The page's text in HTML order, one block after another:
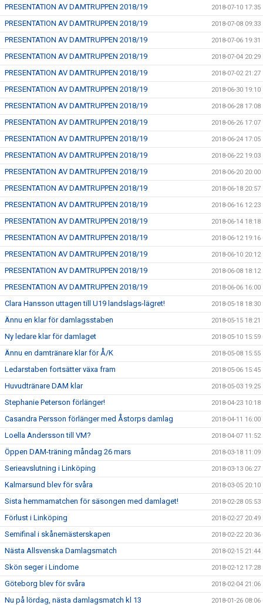
PRESENTATION AV DAMTRUPPEN 2018/19 2018-07-10 17:35
PRESENTATION AV DAMTRUPPEN 2018/19 2018-07-08 09:33
PRESENTATION AV DAMTRUPPEN 2018/19 2018-07-06 19:31
PRESENTATION AV DAMTRUPPEN 2018/19 2018-07-04 20:29
PRESENTATION AV DAMTRUPPEN 2018/19 2018-07-02 21:27
PRESENTATION AV DAMTRUPPEN 2018/19 2018-06-30 19:10
PRESENTATION AV DAMTRUPPEN 2018/19 2018-06-28 17:08
PRESENTATION AV DAMTRUPPEN 2018/19 2018-06-26 17:07
PRESENTATION AV DAMTRUPPEN 2018/19 2018-06-24 17:05
PRESENTATION AV DAMTRUPPEN 2018/19 2018-06-22 19:03
PRESENTATION AV DAMTRUPPEN 2018/19 2018-06-20 20:00
PRESENTATION AV DAMTRUPPEN 2018/19 2018-06-18 20:57
PRESENTATION AV DAMTRUPPEN 2018/19 2018-06-16 12:23
PRESENTATION AV DAMTRUPPEN 2018/19 2018-06-14 18:18
PRESENTATION AV DAMTRUPPEN 2018/19 2018-06-12 19:16
PRESENTATION AV DAMTRUPPEN 2018/19 2018-06-10 20:12
PRESENTATION AV DAMTRUPPEN 2018/19 2018-06-08 18:12
PRESENTATION AV DAMTRUPPEN 2018/19 2018-06-06 16:00
Clara Hansson uttagen till U19 landslags-lägret! 2018-05-18 18:30
Ännu en klar för damlagsstaben 2018-05-15 18:21
Ny ledare klar för damlaget 2018-05-10 15:59
Ännu en damtränare klar för Å/K 2018-05-08 15:55
Ledarstaben fortsätter växa fram 2018-05-06 15:45
Huvudtränare DAM klar 2018-05-03 19:25
Stephanie Peterson förlänger! 2018-04-23 10:18
Casandra Persson förlänger med Åstorps damlag 2018-04-11 16:00
Loella Andersson till VM? 2018-04-07 11:52
Öppen DAM-träning måndag 26 mars 2018-03-18 11:09
Serieavslutning i Linköping 2018-03-13 06:27
Kalmarsund blev för svåra 2018-03-05 20:10
Sista hemmamatchen för säsongen med damlaget! 2018-02-28 05:53
Förlust i Linköping 2018-02-27 20:49
Semifinal i skånemästerskapen 2018-02-22 20:36
Nästa Allsvenska Damlagsmatch 2018-02-15 21:44
Skön seger i Lindome 2018-02-12 17:28
Göteborg blev för svåra 2018-02-04 21:06
Nu på lördag, nästa damlagsmatch kl 13 2018-01-26 08:06